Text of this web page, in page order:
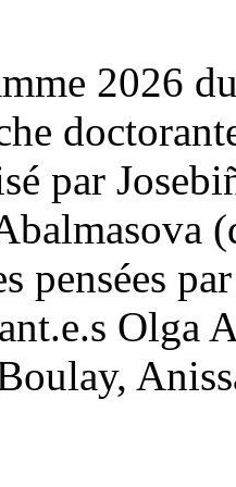
2026
par
pensées
Olga